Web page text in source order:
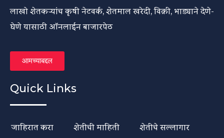
लाखो शेतकऱ्यांच कृषी नेटवर्क, शेतमाल खरेदी, विक्री, भाड्याने देणे-
घेणे यासाठी ऑनलाईन बाजारपेठ
आमच्याबद्दल
Quick Links
जाहिरात करा शेतीची माहिती
शेतीचे सल्लागार